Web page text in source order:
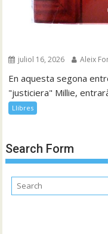
juliol 16, 2026 Aleix
En aquesta segona
"justiciera" Millie,
Llibres
Search Form